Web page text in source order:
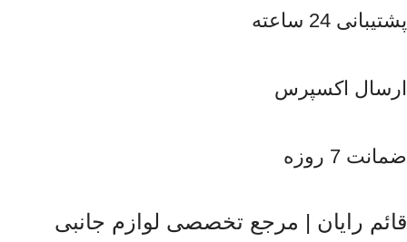
پشتیبانی 24 ساعته
ارسال اکسپرس
ضمانت 7 روزه
قائم رایان | مرجع تخصصی لوازم جانبی